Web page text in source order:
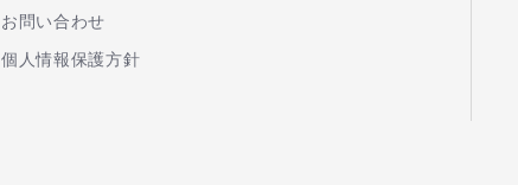
お問い合わせ
個人情報保護方針